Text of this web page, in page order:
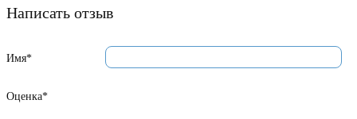
Написать отзыв
Имя*
Оценка*